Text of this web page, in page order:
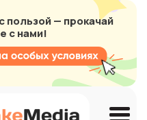
пользой — прокачай
с нами!